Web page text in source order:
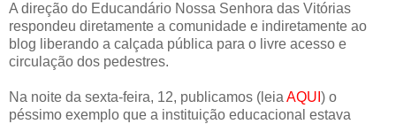
A direção do Educandário Nossa Senhora das Vitórias
respondeu diretamente a comunidade e indiretamente ao
blog liberando a calçada pública para o livre acesso e
circulação dos pedestres.
Na noite da sexta-feira, 12, publicamos (leia AQUI ) o
péssimo exemplo que a instituição educacional estava